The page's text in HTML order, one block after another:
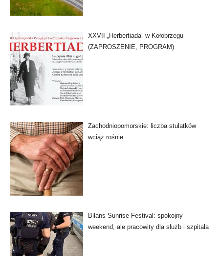
XXVII „Herbertiada” w Kołobrzegu
(ZAPROSZENIE, PROGRAM)
Zachodniopomorskie: liczba stulatków
wciąż rośnie
Bilans Sunrise Festival: spokojny
weekend, ale pracowity dla służb i szpitala